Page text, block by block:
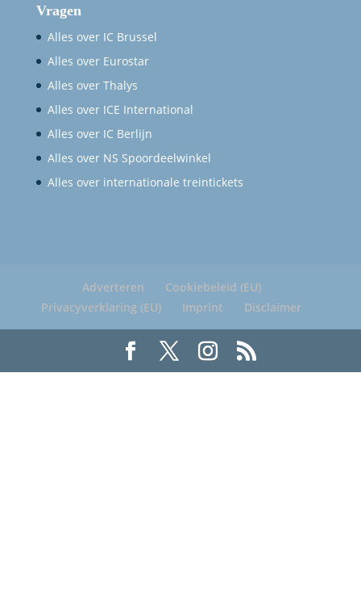
Vragen
Alles over IC Brussel
Alles over Eurostar
Alles over Thalys
Alles over ICE International
Alles over IC Berlijn
Alles over NS Spoordeelwinkel
Alles over internationale treintickets
Adverteren
Cookiebeleid (EU)
Privacyverklaring (EU)
Imprint Disclaimer